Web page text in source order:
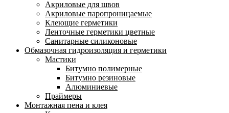
Акриловые для швов
Акриловые паропроницаемые
Клеющие герметики
Ленточные герметики цветные
Санитарные силиконовые
Обмазочная гидроизоляция и герметики
Мастики
Битумно полимерные
Битумно резиновые
Алюминиевые
Праймеры
Монтажная пена и клея